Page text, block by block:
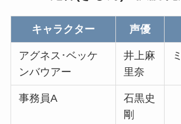
キャラクター 声優
アグネス･ベッケ
ンバウアー
井上麻
里奈
事務員A
石黒史
剛